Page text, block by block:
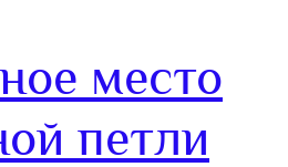
место
петли